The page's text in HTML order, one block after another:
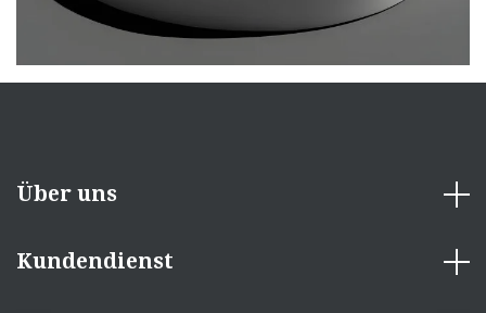
Über uns
Kundendienst